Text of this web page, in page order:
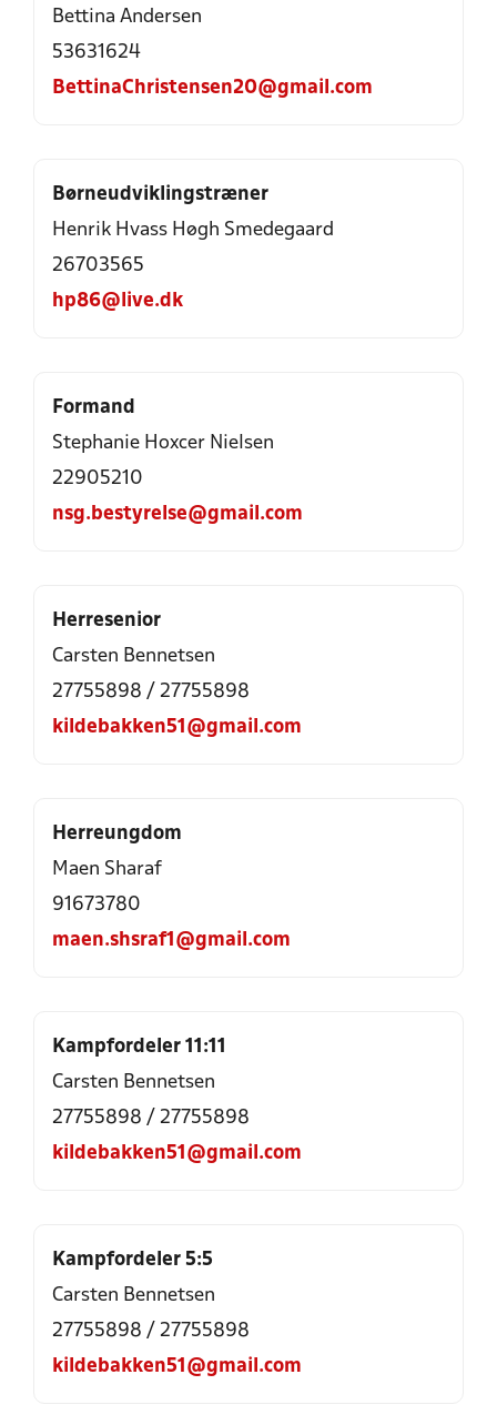
Bettina Andersen
53631624
BettinaChristensen20@gmail.com
Børneudviklingstræner
Henrik Hvass Høgh Smedegaard
26703565
hp86@live.dk
Formand
Stephanie Hoxcer Nielsen
22905210
nsg.bestyrelse@gmail.com
Herresenior
Carsten Bennetsen
27755898 / 27755898
kildebakken51@gmail.com
Herreungdom
Maen Sharaf
91673780
maen.shsraf1@gmail.com
Kampfordeler 11:11
Carsten Bennetsen
27755898 / 27755898
kildebakken51@gmail.com
Kampfordeler 5:5
Carsten Bennetsen
27755898 / 27755898
kildebakken51@gmail.com